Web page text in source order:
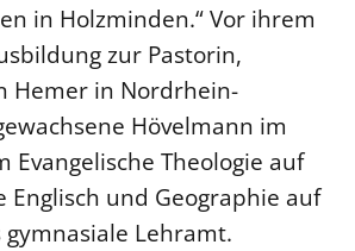
in Holzminden.“ Vor ihrem
zur Pastorin,
Hemer in Nordrhein-
Hövelmann im
Evangelische Theologie auf
Englisch und Geographie auf
Lehramt.